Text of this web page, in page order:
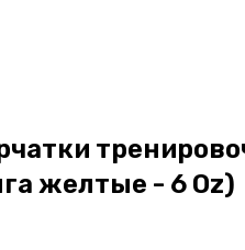
желтые - 6 Oz)